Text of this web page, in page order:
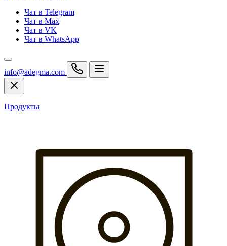
Чат в Telegram
Чат в Max
Чат в VK
Чат в WhatsApp
info@adegma.com
Продукты